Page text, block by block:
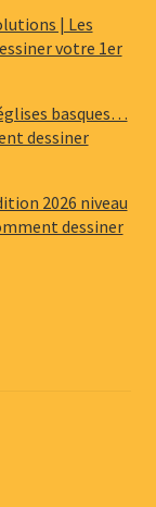
| Les
votre 1er
basques…
dessiner
2026 niveau
dessiner